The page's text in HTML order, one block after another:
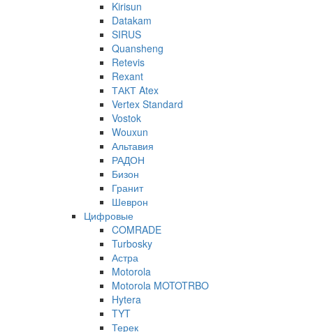
Kirisun
Datakam
SIRUS
Quansheng
Retevis
Rexant
ТАКТ Atex
Vertex Standard
Vostok
Wouxun
Альтавия
РАДОН
Бизон
Гранит
Шеврон
Цифровые
COMRADE
Turbosky
Астра
Motorola
Motorola MOTOTRBO
Hytera
TYT
Терек